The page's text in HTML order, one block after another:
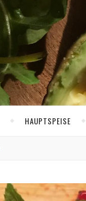
HAUPTSPEISE